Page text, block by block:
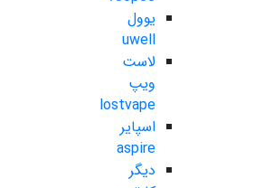
یوول
uwell
لاست
ویپ
lostvape
اسپایر
aspire
دیگر